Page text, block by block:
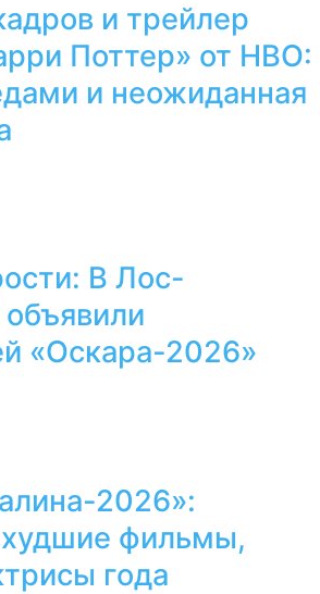
и трейлер
Поттер» от HBO:
и неожиданная
В Лос-
«Оскара-2026»
2026»:
фильмы,
года